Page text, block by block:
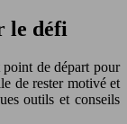
le défi
de départ pour
de rester motivé et
outils et conseils